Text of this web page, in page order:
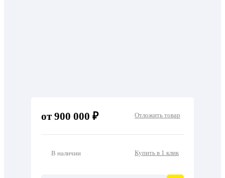
от 900 000 ₽ Отложить товар
В наличии Купить в 1 клик